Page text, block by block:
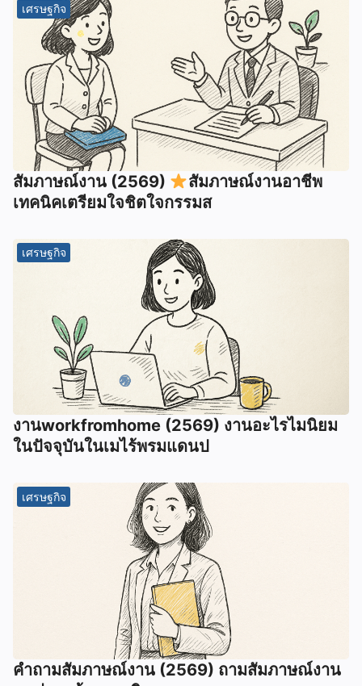
เศรษฐกิจ
สัมภาษณ์งาน (2569)
สัมภาษณ์งานอาชีพ
เทคนิคเตรียมใจชิตใจกรรมส
เศรษฐกิจ
งานworkfromhome (2569) งานอะไรไมนิยม
ในปัจจุบันในเมไร้พรมแดนป
เศรษฐกิจ
คำถามสัมภาษณ์งาน (2569) ถามสัมภาษณ์งาน